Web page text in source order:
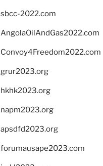
sbcc-2022.com
AngolaOilAndGas2022.com
Convoy4Freedom2022.com
grur2023.org
hkhk2023.org
napm2023.org
apsdfd2023.org
forumausape2023.com